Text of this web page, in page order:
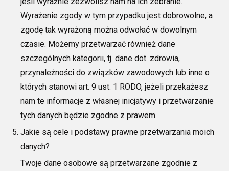
Wyrażenie zgody w tym przypadku jest dobrowolne, a
zgodę tak wyrażoną można odwołać w dowolnym
czasie. Możemy przetwarzać również dane
szczególnych kategorii, tj. dane dot. zdrowia,
przynależności do związków zawodowych lub inne o
których stanowi art. 9 ust. 1 RODO, jeżeli przekażesz
nam te informacje z własnej inicjatywy i przetwarzanie
tych danych będzie zgodne z prawem.
Jakie są cele i podstawy prawne przetwarzania moich
danych?
Twoje dane osobowe są przetwarzane zgodnie z